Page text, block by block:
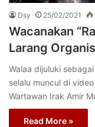
Dsy 25/02/2021
Wacanakan
Larang
Walaa dijuluki
selalu muncul di
Wartawan Irak Amir
Read More »